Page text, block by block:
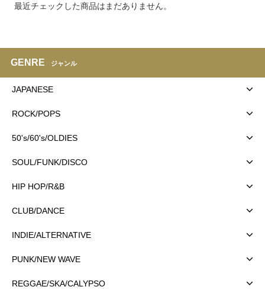
最近チェックした商品はまだありません。
GENRE ジャンル
JAPANESE
ROCK/POPS
50's/60's/OLDIES
SOUL/FUNK/DISCO
HIP HOP/R&B
CLUB/DANCE
INDIE/ALTERNATIVE
PUNK/NEW WAVE
REGGAE/SKA/CALYPSO